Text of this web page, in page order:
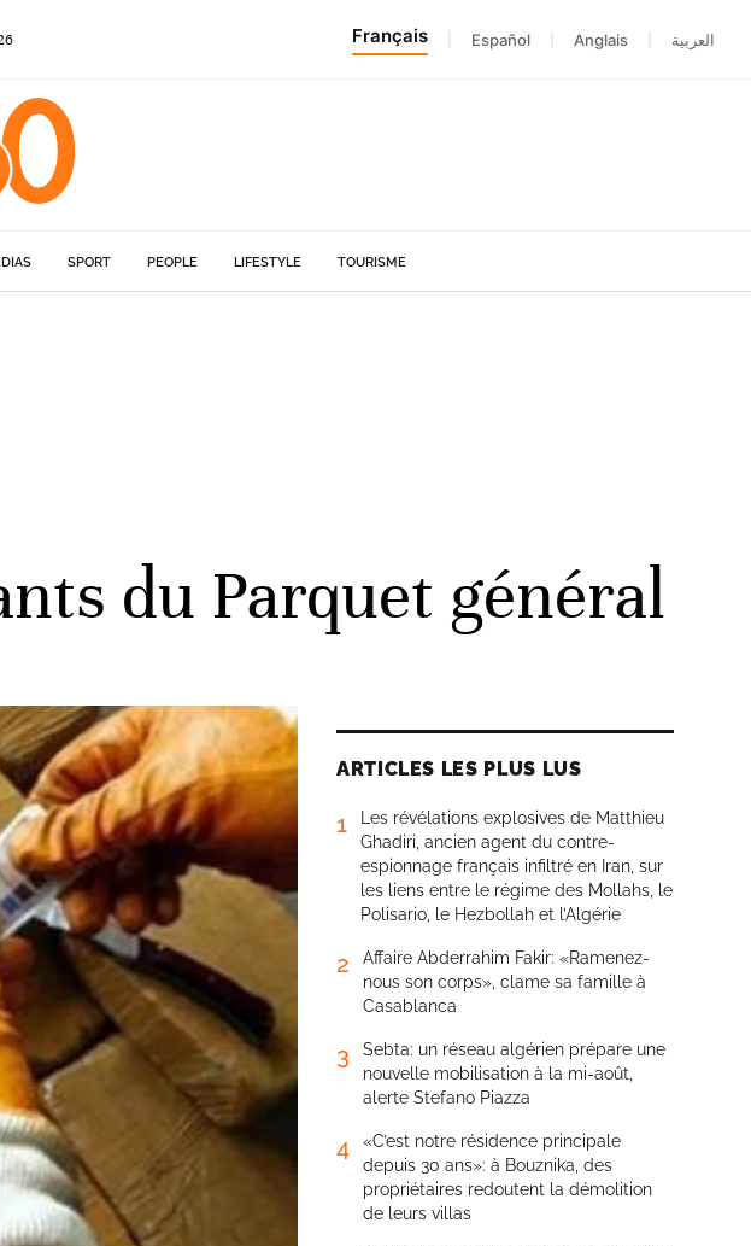
Français Español Anglais العربية
SPORT PEOPLE LIFESTYLE TOURISME
du Parquet général
ARTICLES LES PLUS LUS
1
Les révélations explosives de Matthieu
Ghadiri, ancien agent du contre-
espionnage français infiltré en Iran, sur
les liens entre le régime des Mollahs, le
Polisario, le Hezbollah et l’Algérie
2
Affaire Abderrahim Fakir: «Ramenez-
nous son corps», clame sa famille à
Casablanca
3
Sebta: un réseau algérien prépare une
nouvelle mobilisation à la mi-août,
alerte Stefano Piazza
4
«C’est notre résidence principale
depuis 30 ans»: à Bouznika, des
propriétaires redoutent la démolition
de leurs villas